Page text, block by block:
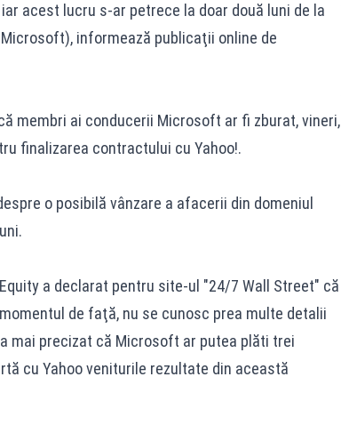
acest lucru s-ar petrece la doar două luni de la
informează publicaţii online de
membri ai conducerii Microsoft ar fi zburat, vineri,
finalizarea contractului cu Yahoo!.
o posibilă vânzare a afacerii din domeniul
a declarat pentru site-ul "24/7 Wall Street" că
de faţă, nu se cunosc prea multe detalii
mai precizat că Microsoft ar putea plăti trei
cu Yahoo veniturile rezultate din această